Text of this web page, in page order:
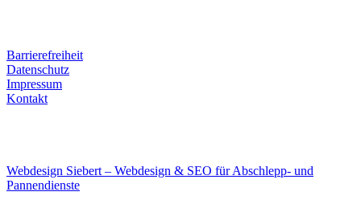
Barrierefreiheit
Datenschutz
Impressum
Kontakt
Webdesign Siebert – Webdesign & SEO für Abschlepp- und
Pannendienste